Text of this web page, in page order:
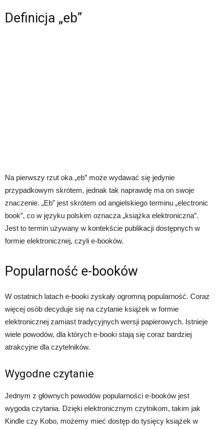
Definicja „eb”
Na pierwszy rzut oka „eb” może wydawać się jedynie
przypadkowym skrótem, jednak tak naprawdę ma on swoje
znaczenie. „Eb” jest skrótem od angielskiego terminu „electronic
book”, co w języku polskim oznacza „książka elektroniczna”.
Jest to termin używany w kontekście publikacji dostępnych w
formie elektronicznej, czyli e-booków.
Popularność e-booków
W ostatnich latach e-booki zyskały ogromną popularność. Coraz
więcej osób decyduje się na czytanie książek w formie
elektronicznej zamiast tradycyjnych wersji papierowych. Istnieje
wiele powodów, dla których e-booki stają się coraz bardziej
atrakcyjne dla czytelników.
Wygodne czytanie
Jednym z głównych powodów popularności e-booków jest
wygoda czytania. Dzięki elektronicznym czytnikom, takim jak
Kindle czy Kobo, możemy mieć dostęp do tysięcy książek w